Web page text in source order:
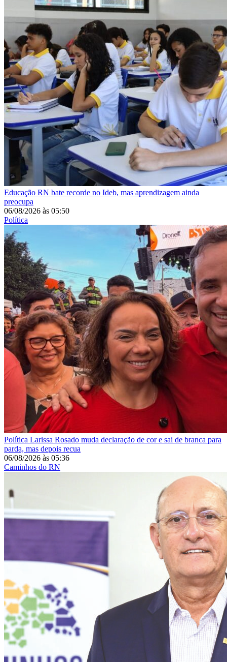
Educação RN bate recorde no Ideb, mas aprendizagem ainda
preocupa
06/08/2026 às 05:50
Política
Política Larissa Rosado muda declaração de cor e sai de branca para
parda, mas depois recua
06/08/2026 às 05:36
Caminhos do RN